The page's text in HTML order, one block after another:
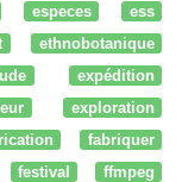
especes
ess
ethnobotanique
expédition
exploration
fabriquer
festival
ffmpeg